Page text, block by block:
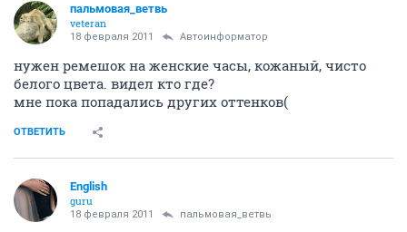
пальмовая_ветвь
veteran
18 февраля 2011 Автоинформатор
нужен ремешок на женские часы, кожаный, чисто
белого цвета. видел кто где?
мне пока попадались других оттенков(
ОТВЕТИТЬ
English
guru
18 февраля 2011 пальмовая_ветвь